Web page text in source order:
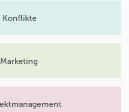
Konflikte